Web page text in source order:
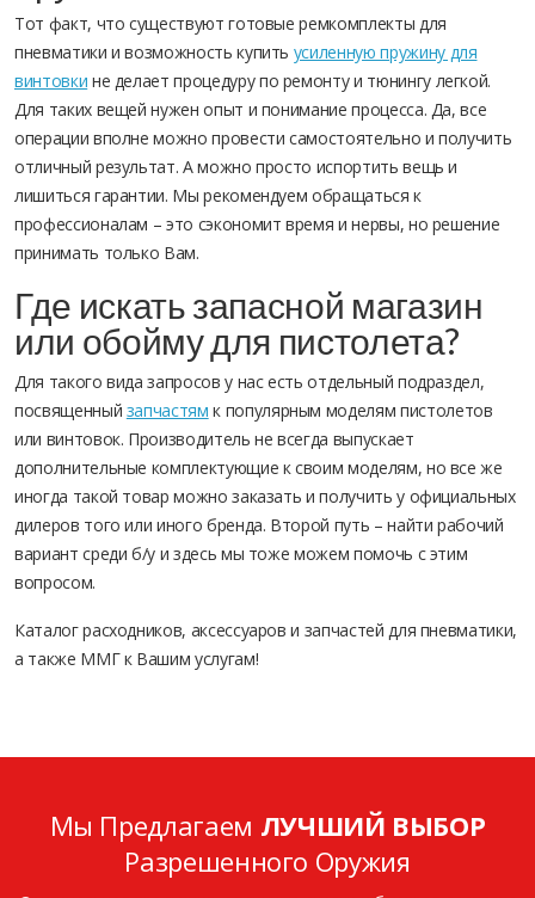
Тот факт, что существуют готовые ремкомплекты для
пневматики и возможность купить усиленную пружину для
винтовки не делает процедуру по ремонту и тюнингу легкой.
Для таких вещей нужен опыт и понимание процесса. Да, все
операции вполне можно провести самостоятельно и получить
отличный результат. А можно просто испортить вещь и
лишиться гарантии. Мы рекомендуем обращаться к
профессионалам – это сэкономит время и нервы, но решение
принимать только Вам.
Где искать запасной магазин
или обойму для пистолета?
Для такого вида запросов у нас есть отдельный подраздел,
посвященный запчастям к популярным моделям пистолетов
или винтовок. Производитель не всегда выпускает
дополнительные комплектующие к своим моделям, но все же
иногда такой товар можно заказать и получить у официальных
дилеров того или иного бренда. Второй путь – найти рабочий
вариант среди б/у и здесь мы тоже можем помочь с этим
вопросом.
Каталог расходников, аксессуаров и запчастей для пневматики,
а также ММГ к Вашим услугам!
Мы Предлагаем ЛУЧШИЙ ВЫБОР
Разрешенного Оружия